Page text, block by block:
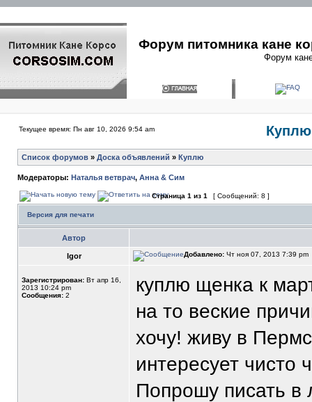
Форум питомника кане
Форум
Текущее время: Пн авг 10, 2026 9:54 am Куплю
Список форумов » Доска объявлений » Куплю
Модераторы: Наталья ветврач, Анна & Сим
Страница 1 из 1 [ Сообщений: 8 ]
Версия для печати
Автор
Igor Добавлено: Чт ноя 07, 2013 7:39 pm
Зарегистрирован: Вт апр 16,
2013 10:24 pm
Сообщения: 2
куплю щенка к
на то веские
хочу! живу в
интересует чисто
Попрошу писать в